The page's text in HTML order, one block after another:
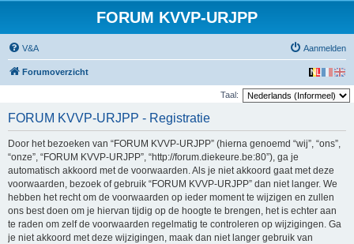
FORUM KVVP-URJPP
V&A Aanmelden
Forumoverzicht
Taal:
FORUM KVVP-URJPP - Registratie
Door het bezoeken van “FORUM KVVP-URJPP” (hierna genoemd “wij”, “ons”,
“onze”, “FORUM KVVP-URJPP”, “http://forum.diekeure.be:80”), ga je
automatisch akkoord met de voorwaarden. Als je niet akkoord gaat met deze
voorwaarden, bezoek of gebruik “FORUM KVVP-URJPP” dan niet langer. We
hebben het recht om de voorwaarden op ieder moment te wijzigen en zullen
ons best doen om je hiervan tijdig op de hoogte te brengen, het is echter aan
te raden om zelf de voorwaarden regelmatig te controleren op wijzigingen. Ga
je niet akkoord met deze wijzigingen, maak dan niet langer gebruik van